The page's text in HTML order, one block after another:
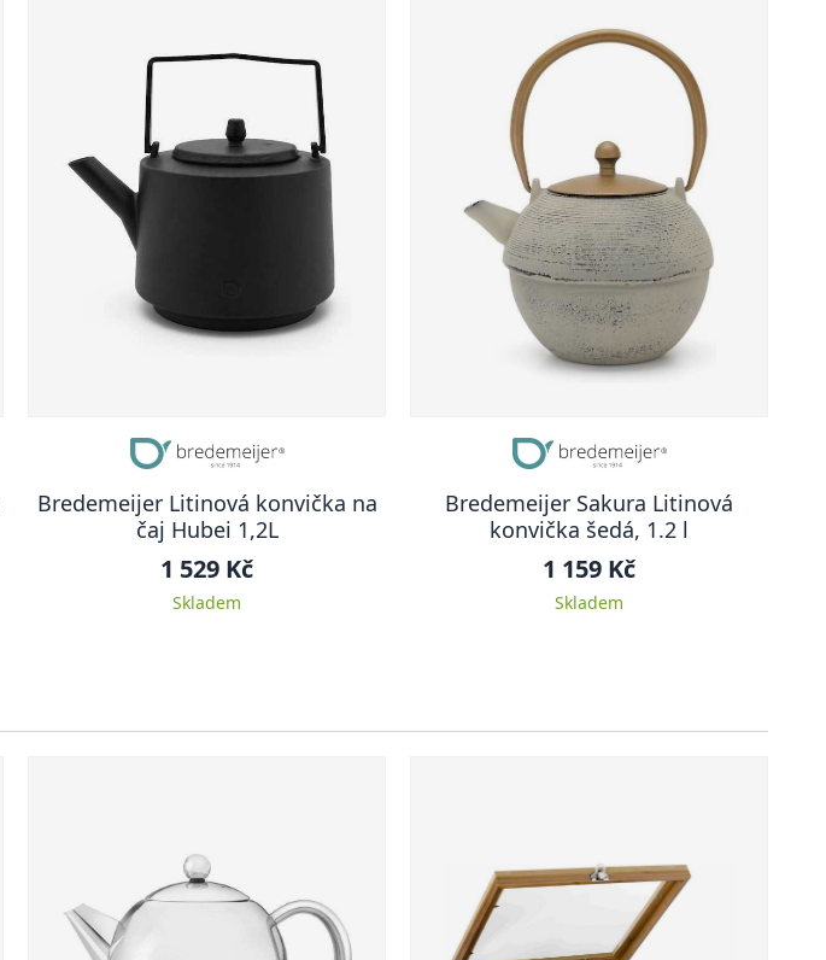
Bredemeijer Litinová konvička na
čaj Hubei 1,2L
1 529 Kč
Skladem
Bredemeijer Sakura Litinová
konvička šedá, 1.2 l
1 159 Kč
Skladem